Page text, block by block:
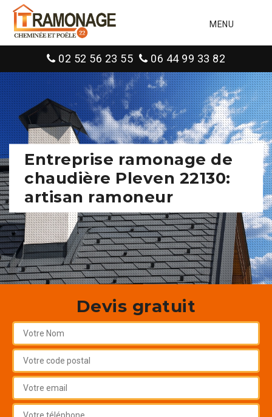
MENU
02 52 56 23 55 06 44 99 33 82
Entreprise ramonage de
chaudière Pleven 22130:
artisan ramoneur
Devis gratuit